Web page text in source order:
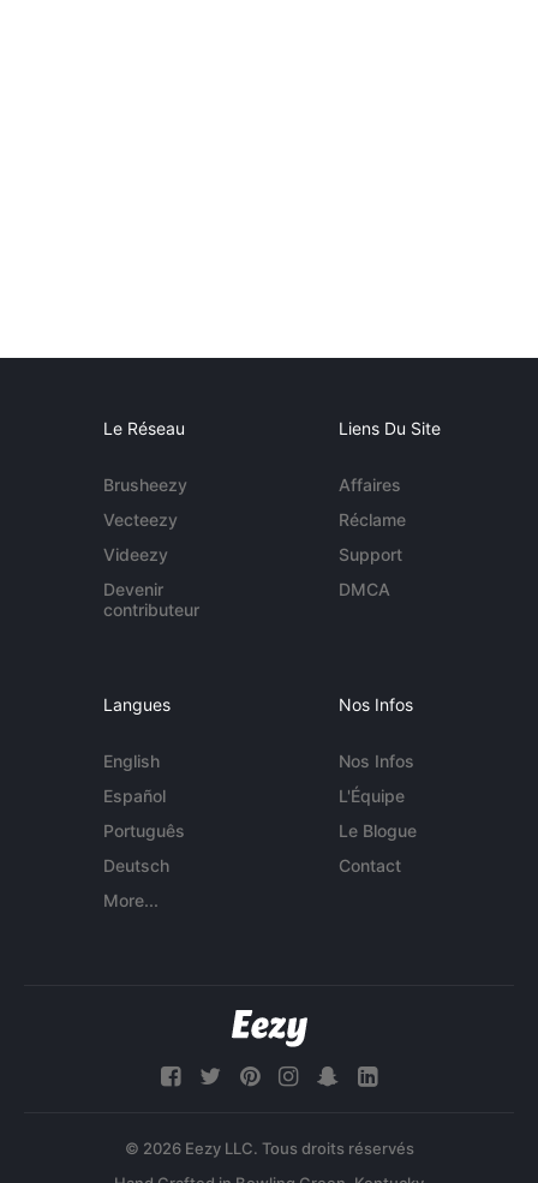
Le Réseau
Brusheezy
Vecteezy
Videezy
Devenir
contributeur
Liens Du Site
Affaires
Réclame
Support
DMCA
Langues
English
Español
Português
Deutsch
More...
Nos Infos
Nos Infos
L'Équipe
Le Blogue
Contact
© 2026 Eezy LLC. Tous droits réservés